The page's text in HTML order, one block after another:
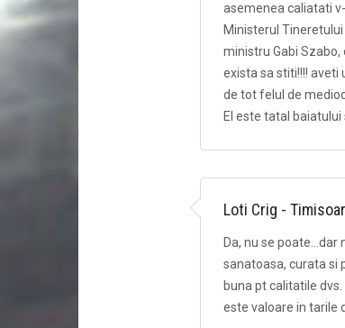
asemenea caliatati
Ministerul
ministru Gabi
exista sa stiti!!!! aveti
de tot felul de
El este tatal baiatului
Loti Crig -
Da, nu se poate…dar
sanatoasa, curata si
buna pt calitatile dvs.
este valoare in tarile